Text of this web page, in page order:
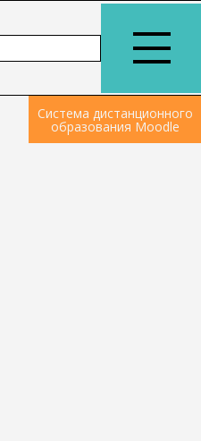
Система дистанционного
образования Moodle